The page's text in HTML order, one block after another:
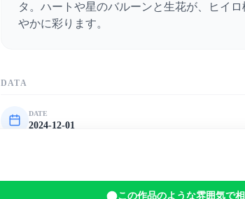
タ。ハートや星のバルーンと生花が、ヒイ
やかに彩ります。
DATA
DATE
2024-12-01
この作品のような雰囲気で